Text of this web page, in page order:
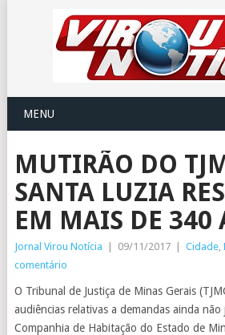
MENU
MUTIRÃO DO
SANTA LUZIA
EM MAIS DE 340
Jornal Virou Notícia 09/11/2017 Cidade,
comentário
O Tribunal de Justiça de Minas Gerais
audiências relativas a demandas ainda não
Companhia de Habitação do Estado de